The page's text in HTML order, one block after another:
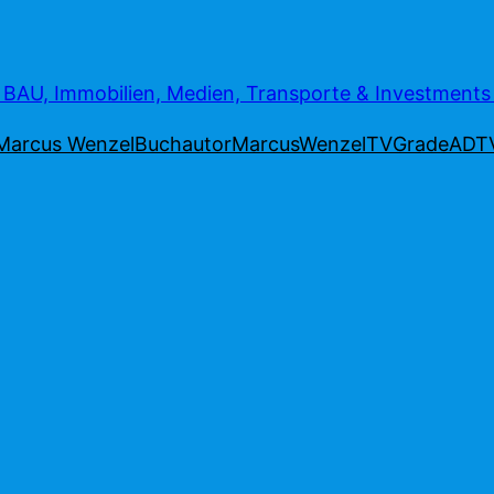
Immobilien, Medien, Transporte & Investments
WenzelBuchautorMarcusWenzelTVGrade